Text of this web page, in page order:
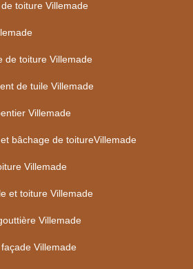
toiture Villemade
de toiture Villemade
de tuile Villemade
Villemade
bâchage de toitureVillemade
Villemade
et toiture Villemade
Villemade
Villemade